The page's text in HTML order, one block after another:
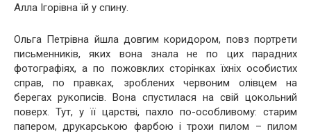
Алла Ігорівна їй у спину.
Ольга Петрівна йшла довгим коридором, повз портрети
письменників, яких вона знала не по цих парадних
фотографіях, а по пожовклих сторінках їхніх особистих
справ, по правках, зроблених червоним олівцем на
берегах рукописів. Вона спустилася на свій цокольний
поверх. Тут, у її царстві, пахло по-особливому: старим
папером, друкарською фарбою і трохи пилом – пилом